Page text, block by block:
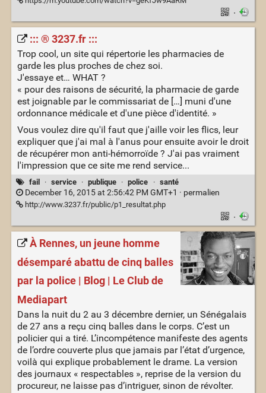
·
::: ® 3237.fr :::
Trop cool, un site qui répertorie les pharmacies de
garde les plus proches de chez soi.
J'essaye et… WHAT ?
« pour des raisons de sécurité, la pharmacie de garde
est joignable par le commissariat de […] muni d'une
ordonnance médicale et d'une pièce d'identité. »
Vous voulez dire qu'il faut que j'aille voir les flics, leur
expliquer que j'ai mal à l'anus pour ensuite avoir le droit
de récupérer mon anti-hémorroïde ? J'ai pas vraiment
l'impression que ce site me rend service...
fail · service · publique · police · santé
December 16, 2015 at 2:56:42 PM GMT+1 · permalien
http://www.3237.fr/public/p1_resultat.php
·
À Rennes, un jeune homme
désemparé abattu de cinq balles
par la police | Blog | Le Club de
Mediapart
Dans la nuit du 2 au 3 décembre dernier, un Sénégalais
de 27 ans a reçu cinq balles dans le corps. C’est un
policier qui a tiré. L’incompétence manifeste des agents
de l’ordre couverte plus que jamais par l’état d’urgence,
voilà qui explique probablement le drame. La version
des journaux « respectables », reprise de la version du
procureur, ne laisse pas d’intriguer, sinon de révolter.